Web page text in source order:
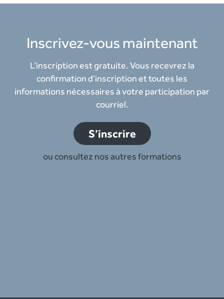
Inscrivez-vous maintenant
L’inscription est gratuite. Vous recevrez la
confirmation d’inscription et toutes les
informations nécessaires à votre participation par
courriel.
S’inscrire
ou consultez nos autres formations